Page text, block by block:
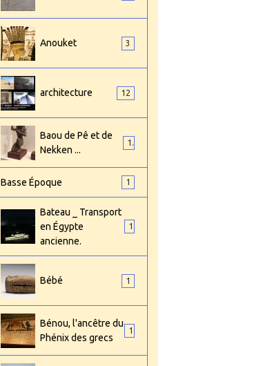
Anouket 3
architecture 12
Baou de Pê et de
Nekken ...
1
Basse Époque 1
Bateau _ Transport
en Égypte
ancienne.
Bébé 1
Bénou, l'ancêtre du
Phénix des grecs